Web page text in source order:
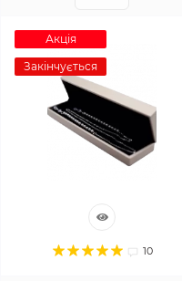
Акція
Закінчується
10